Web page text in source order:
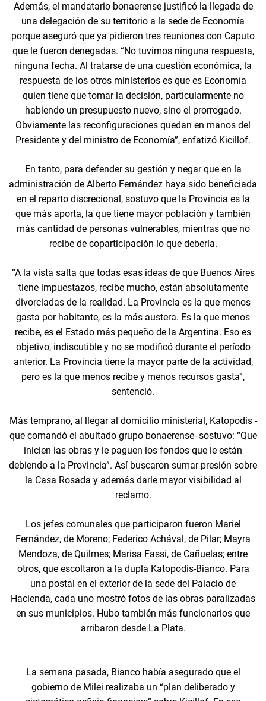
Además, el mandatario bonaerense justificó la llegada de
una delegación de su territorio a la sede de Economía
porque aseguró que ya pidieron tres reuniones con Caputo
que le fueron denegadas. “No tuvimos ninguna respuesta,
ninguna fecha. Al tratarse de una cuestión económica, la
respuesta de los otros ministerios es que es Economía
quien tiene que tomar la decisión, particularmente no
habiendo un presupuesto nuevo, sino el prorrogado.
Obviamente las reconfiguraciones quedan en manos del
Presidente y del ministro de Economía”, enfatizó Kicillof.
En tanto, para defender su gestión y negar que en la
administración de Alberto Fernández haya sido beneficiada
en el reparto discrecional, sostuvo que la Provincia es la
que más aporta, la que tiene mayor población y también
más cantidad de personas vulnerables, mientras que no
recibe de coparticipación lo que debería.
“A la vista salta que todas esas ideas de que Buenos Aires
tiene impuestazos, recibe mucho, están absolutamente
divorciadas de la realidad. La Provincia es la que menos
gasta por habitante, es la más austera. Es la que menos
recibe, es el Estado más pequeño de la Argentina. Eso es
objetivo, indiscutible y no se modificó durante el período
anterior. La Provincia tiene la mayor parte de la actividad,
pero es la que menos recibe y menos recursos gasta”,
sentenció.
Más temprano, al llegar al domicilio ministerial, Katopodis -
que comandó el abultado grupo bonaerense- sostuvo: “Que
inicien las obras y le paguen los fondos que le están
debiendo a la Provincia”. Así buscaron sumar presión sobre
la Casa Rosada y además darle mayor visibilidad al
reclamo.
Los jefes comunales que participaron fueron Mariel
Fernández, de Moreno; Federico Achával, de Pilar; Mayra
Mendoza, de Quilmes; Marisa Fassi, de Cañuelas; entre
otros, que escoltaron a la dupla Katopodis-Bianco. Para
una postal en el exterior de la sede del Palacio de
Hacienda, cada uno mostró fotos de las obras paralizadas
en sus municipios. Hubo también más funcionarios que
arribaron desde La Plata.
La semana pasada, Bianco había asegurado que el
gobierno de Milei realizaba un “plan deliberado y